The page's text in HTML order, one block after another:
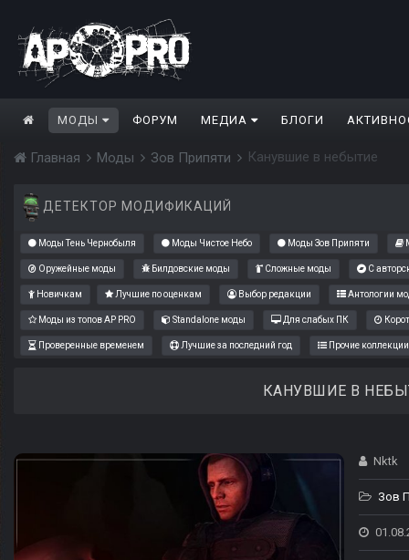
МОДЫ ФОРУМ МЕДИА БЛОГИ
Главная Моды Зов Припяти Канувшие в небытие
ДЕТЕКТОР МОДИФИКАЦИЙ
Моды Тень Чернобыля Моды Чистое Небо Моды Зов Припяти
Оружейные моды Билдовские моды Сложные моды С
Новичкам Лучшие по оценкам Выбор редакции Антологии
Моды из топов AP PRO Standalone моды Для слабых ПК
Проверенные временем Лучшие за последний год Прочие коллекции
КАНУВШИЕ В
Nktk
Зов